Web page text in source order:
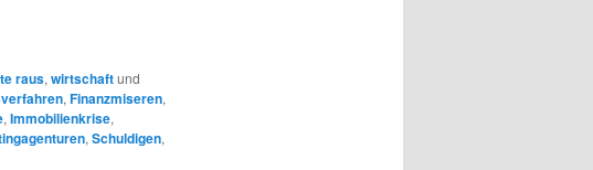
raus, wirtschaftund
, Finanzmiseren,
, Immobilienkrise,
, Schuldigen,